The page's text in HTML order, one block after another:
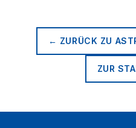
← ZURÜCK ZU
ZUR